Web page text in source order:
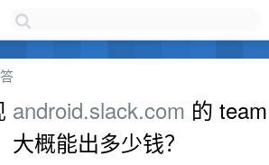
android.slack.com 的
大概能出多少钱？